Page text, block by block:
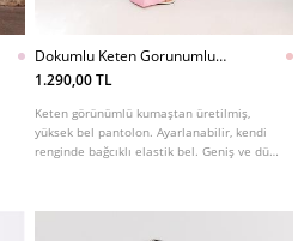
Dokumlu Keten Gorunumlu
Pantolon L01235236
1.290,00 TL
Keten görünümlü kumaştan üretilmiş,
yüksek bel pantolon. Ayarlanabilir, kendi
renginde bağcıklı elastik bel. Geniş ve düz